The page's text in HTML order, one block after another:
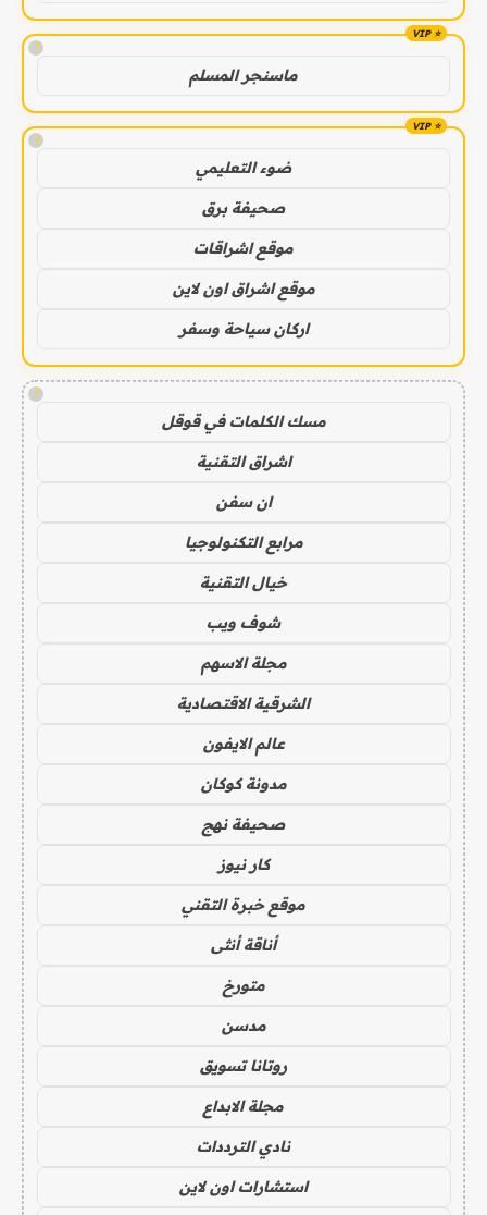
!
ماسنجر المسلم
!
ضوء التعليمي
صحيفة برق
موقع اشراقات
موقع اشراق اون لاين
اركان سياحة وسفر
!
مسك الكلمات في قوقل
اشراق التقنية
ان سفن
مرابع التكنولوجيا
خيال التقنية
شوف ويب
مجلة الاسهم
الشرقية الاقتصادية
عالم الايفون
مدونة كوكان
صحيفة نهج
كار نيوز
موقع خبرة التقني
أناقة أنثى
متورخ
مدسن
روتانا تسويق
مجلة الابداع
نادي الترددات
استشارات اون لاين